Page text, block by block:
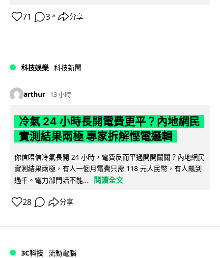
71 3 ↗ 分享
科技娛樂 科技新聞
arthur 13 小時
冷氣 24 小時長開電費更平？內地網民
實測結果兩極 專家拆解慳電邏輯
你信唔信冷氣長開 24 小時，電費反而平過開開關關？內地網民
實測結果兩極，有人一個月電費只需 118 元人民幣，有人飆到
過千。電力部門話不能...
閱讀全文
28 分享
3C科技 流動電腦